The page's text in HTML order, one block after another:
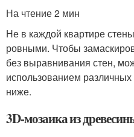
На чтение 2 мин
Не в каждой квартире
ровными. Чтобы
без выравнивания стен,
использованием
ниже.
3D-мозаика из